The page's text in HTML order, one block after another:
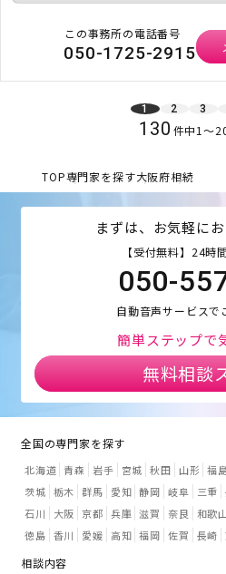
この事務所の電話番号
050-1725-2915
1 2 3
130 件中1〜
TOP専門家を探す大阪府相続
まずは、お気軽に
【受付無料】24時
050-
自動音声サービスで
簡単ステップで
無料相談
全国の専門家を探す
北海道 青森 岩手 宮城 秋田 山形 福
茨城 栃木 群馬 愛知 静岡 岐阜 三重
石川
大阪 京都 兵庫 滋賀 奈良 和歌
徳島 香川 愛媛 高知 福岡 佐賀 長崎
相談内容